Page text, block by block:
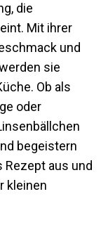
die
Mit ihrer
und
sie
Ob als
oder
begeistern
Rezept aus und
kleinen